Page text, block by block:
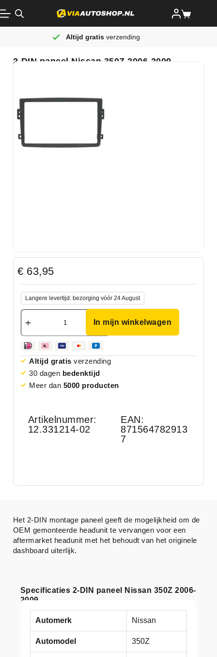
Altijd gratisverzending
2-DIN paneel Nissan 350Z 2006-2009
€ 63,95
Langere levertijd: bezorging vóór 24 August
In mijn winkelwagen
Altijd gratis verzending
30 dagen bedenktijd
Meer dan 5000 producten
Artikelnummer:
12.331214-02
EAN:
871564782913
7
Specificaties 2-DIN paneel Nissan 350Z 2006-
2009
Automerk Nissan
Automodel 350Z
Het 2-DIN montage paneel geeft de mogelijkheid om de
OEM gemonteerde headunit te vervangen voor een
aftermarket headunit met het behoudt van het originele
dashboard uiterlijk.